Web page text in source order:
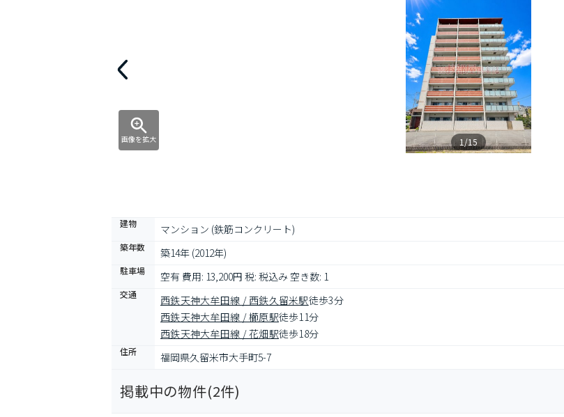
画像を拡大 1/15
建物 マンション (鉄筋コンクリート)
築年数 築14年 (2012年)
駐車場 空有 費用: 13,200円 税: 税込み 空き数: 1
交通 西鉄天神大牟田線 / 西鉄久留米駅徒歩3分
西鉄天神大牟田線 / 櫛原駅徒歩11分
西鉄天神大牟田線 / 花畑駅徒歩18分
住所 福岡県久留米市大手町5-7
掲載中の物件(2件)